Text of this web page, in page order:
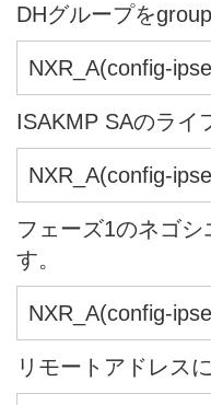
DHグループを
NXR_A(config-
ISAKMP SAのライ
NXR_A(config-
フェーズ1のネゴ
す。
NXR_A(config-
リモートアドレス